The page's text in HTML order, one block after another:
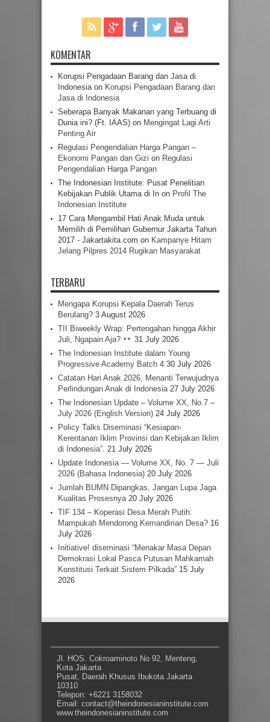
KOMENTAR
Korupsi Pengadaan Barang dan Jasa di
Indonesiaon Korupsi Pengadaan Barang dan
Jasa di Indonesia
Seberapa Banyak Makanan yang Terbuang di
Dunia ini? (Ft. IAAS) on Mengingat Lagi Arti
Penting Air
Regulasi Pengendalian Harga Pangan –
Ekonomi Pangan dan Gizi on Regulasi
Pengendalian Harga Pangan
The Indonesian Institute: Pusat Penelitian
Kebijakan Publik Utama di In on Profil The
Indonesian Institute
17 Cara Mengambil Hati Anak Muda untuk
Memilih di Pemilihan Gubernur Jakarta Tahun
2017 - Jakartakita.com on Kampanye Hitam
Jelang Pilpres 2014 Rugikan Masyarakat
TERBARU
Mengapa Korupsi Kepala Daerah Terus
Berulang? 3 August 2026
TII Biweekly Wrap: Pertengahan hingga Akhir
Juli, Ngapain Aja?
31 July 2026
The Indonesian Institute dalam Young
Progressive Academy Batch 4 30 July 2026
Catatan Hari Anak 2026, Menanti Terwujudnya
Perlindungan Anak di Indonesia 27 July 2026
The Indonesian Update – Volume XX, No.7 –
July 2026 (English Version) 24 July 2026
Policy Talks Diseminasi “Kesiapan-
Kerentanan Iklim Provinsi dan Kebijakan Iklim
di Indonesia”. 21 July 2026
Update Indonesia — Volume XX, No. 7 — Juli
2026 (Bahasa Indonesia) 20 July 2026
Jumlah BUMN Dipangkas, Jangan Lupa Jaga
Kualitas Prosesnya 20 July 2026
TIF 134 – Koperasi Desa Merah Putih:
Mampukah Mendorong Kemandirian Desa? 16
July 2026
Initiative! diseminasi “Menakar Masa Depan
Demokrasi Lokal Pasca Putusan Mahkamah
Konstitusi Terkait Sistem Pilkada” 15 July
2026
Jl. HOS. Cokroaminoto No 92, Menteng,
Kota Jakarta
Pusat, Daerah Khusus Ibukota Jakarta
10310
Telepon: +6221 3158032
Email: contact@theindonesianinstitute.com
www.theindonesianinstitute.com